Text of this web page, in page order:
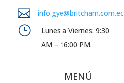
 info.gye@britcham.com.ec
}
Lunes a Viernes: 9:30
AM – 16:00 PM.
MENÚ